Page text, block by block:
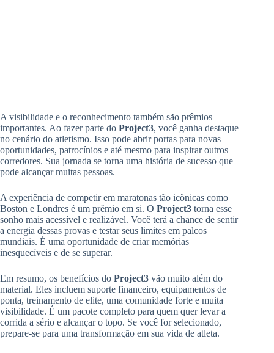
A visibilidade e o reconhecimento também são prêmios
importantes. Ao fazer parte do Project3, você ganha destaque
no cenário do atletismo. Isso pode abrir portas para novas
oportunidades, patrocínios e até mesmo para inspirar outros
corredores. Sua jornada se torna uma história de sucesso que
pode alcançar muitas pessoas.
A experiência de competir em maratonas tão icônicas como
Boston e Londres é um prêmio em si. O Project3 torna esse
sonho mais acessível e realizável. Você terá a chance de sentir
a energia dessas provas e testar seus limites em palcos
mundiais. É uma oportunidade de criar memórias
inesquecíveis e de se superar.
Em resumo, os benefícios do Project3 vão muito além do
material. Eles incluem suporte financeiro, equipamentos de
ponta, treinamento de elite, uma comunidade forte e muita
visibilidade. É um pacote completo para quem quer levar a
corrida a sério e alcançar o topo. Se você for selecionado,
prepare-se para uma transformação em sua vida de atleta.